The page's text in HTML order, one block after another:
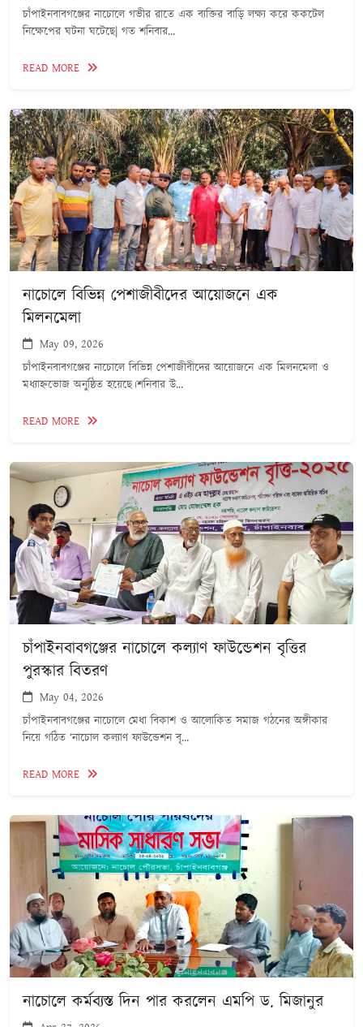
চাঁপাইনবাবগঞ্জের নাচোলে গভীর রাতে এক ব্যক্তির বাড়ি লক্ষ্য করে ককটেল
নিক্ষেপের ঘটনা ঘটেছে| গত শনিবার...
READ MORE
নাচোলে বিভিন্ন পেশাজীবীদের আয়োজনে এক
মিলনমেলা
May 09, 2026
চাঁপাইনবাবগঞ্জের নাচোলে বিভিন্ন পেশাজীবীদের আয়োজনে এক মিলনমেলা ও
মধ্যাহ্নভোজ অনুষ্ঠিত হয়েছে।শনিবার উ...
READ MORE
চাঁপাইনবাবগঞ্জের নাচোলে কল্যাণ ফাউন্ডেশন বৃত্তির
পুরস্কার বিতরণ
May 04, 2026
চাঁপাইনবাবগঞ্জের নাচোলে মেধা বিকাশ ও আলোকিত সমাজ গঠনের অঙ্গীকার
নিয়ে গঠিত ‘নাচোল কল্যাণ ফাউন্ডেশন বৃ...
READ MORE
নাচোলে কর্মব্যস্ত দিন পার করলেন এমপি ড. মিজানুর